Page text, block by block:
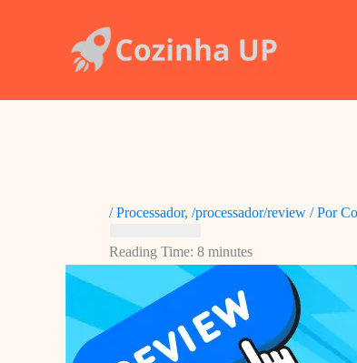
/Processador, /processador/review / Por
Reading Time: 8 minutes